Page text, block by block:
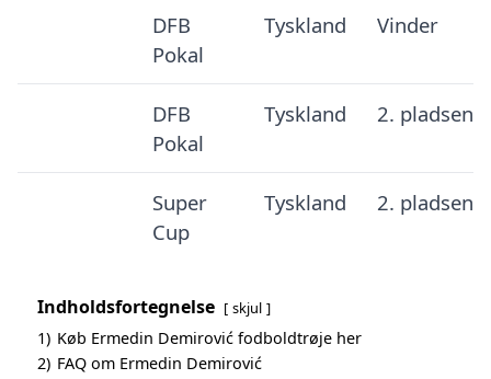
DFB
Pokal
Tyskland Vinder
DFB
Pokal
Tyskland 2. pladsen
Super
Cup
Tyskland 2. pladsen
Indholdsfortegnelse skjul
1) Køb Ermedin Demirović fodboldtrøje her
2) FAQ om Ermedin Demirović